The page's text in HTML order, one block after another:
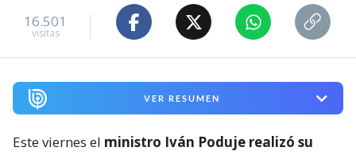
16.501
visitas
VER RESUMEN
Este viernes el ministro Iván Poduje realizó su